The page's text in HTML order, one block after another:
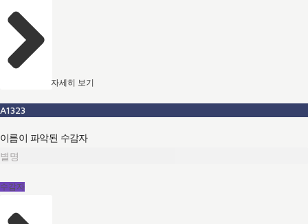
자세히 보기
A1323
이름이 파악된 수감자
별명
수감자